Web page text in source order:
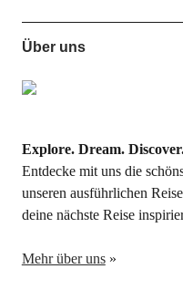
Über uns
Explore. Dream.
Entdecke mit uns die
unseren ausführlichen
deine nächste Reise
Mehr über uns»